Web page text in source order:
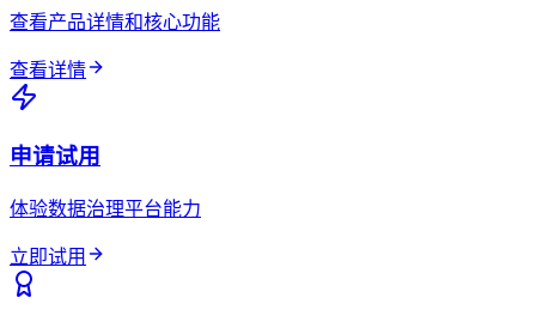
查看产品详情和核心功能
查看详情
申请试用
体验数据治理平台能力
立即试用